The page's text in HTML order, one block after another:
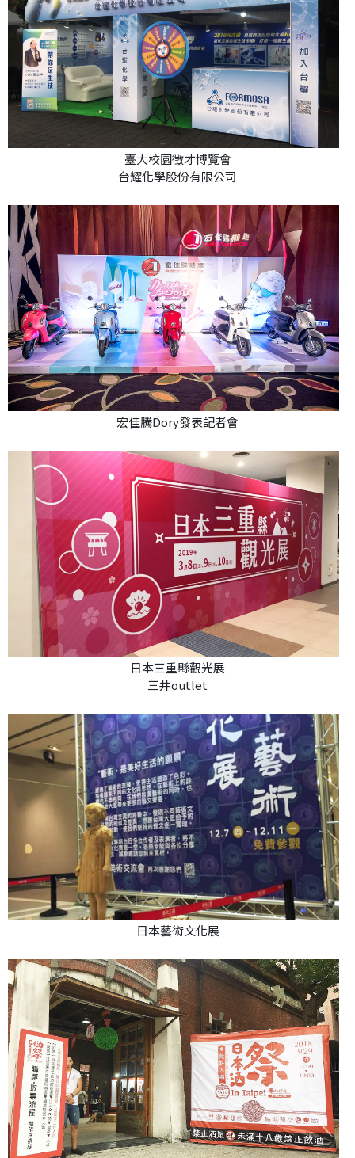
臺大校園徵才博覽會
台耀化學股份有限公司
宏佳騰Dory發表記者會
日本三重縣觀光展
三井outlet
日本藝術文化展